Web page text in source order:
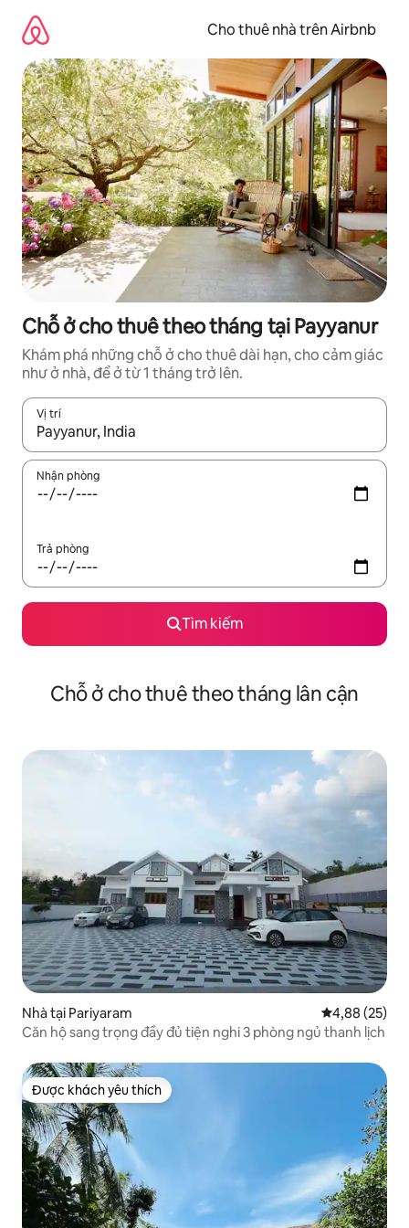
dung
Cho thuê nhà trên Airbnb
Chỗ ở cho thuê theo tháng tại Payyanur
Khám phá những chỗ ở cho thuê dài hạn, cho cảm giác
như ở nhà, để ở từ 1 tháng trở lên.
Vị trí
Khi có kết quả, hãy điều hướng bằng phím mũi tên lên và
Nhận phòng
Trả phòng
Tìm kiếm
Chỗ ở cho thuê theo tháng lân cận
Nhà tại Pariyaram Xếp hạng
4,88 (25)
Căn hộ sang trọng đầy đủ tiện nghi 3 phòng ngủ thanh lịch
Được khách yêu thích
Được khách yêu thích